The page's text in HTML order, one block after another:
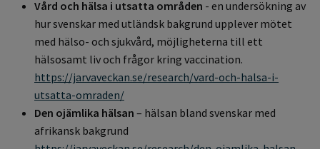
Vård och hälsa i utsatta områden - en undersökning av
hur svenskar med utländsk bakgrund upplever mötet
med hälso- och sjukvård, möjligheterna till ett
hälsosamt liv och frågor kring vaccination.
https://jarvaveckan.se/research/vard-och-halsa-i-
utsatta-omraden/
Den ojämlika hälsan – hälsan bland svenskar med
afrikansk bakgrund